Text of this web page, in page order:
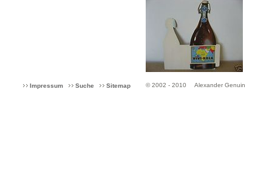
Impressum Suche Sitemap © 2002 - 2010 Alexander Genuin